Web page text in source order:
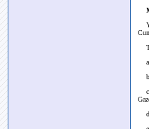
a)
b)
c)
d)